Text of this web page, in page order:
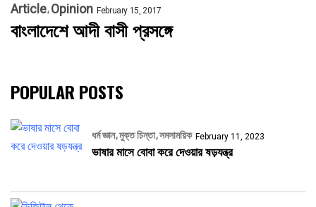
Article Opinion February 15, 2017
বাংলাদেশে আদী বাসী প্রসঙ্গে
POPULAR POSTS
ধর্ম জ্ঞান মুক্ত চিন্তা সমসাময়িক February 11, 2023
ভাষার মাসে বোবা করে দেওয়ার ষড়যন্ত্র